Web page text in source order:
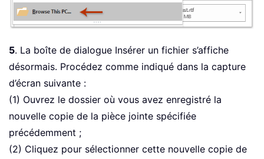
5. La boîte de dialogue Insérer un fichier s’affiche
désormais. Procédez comme indiqué dans la capture
d’écran suivante :
(1) Ouvrez le dossier où vous avez enregistré la
nouvelle copie de la pièce jointe spécifiée
précédemment ;
(2) Cliquez pour sélectionner cette nouvelle copie de